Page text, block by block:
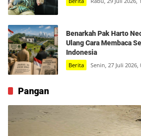
Benarkah Pak Harto
Ulang Cara Membaca
Indonesia
Berita Senin, 27 Juli 2026,
Pangan